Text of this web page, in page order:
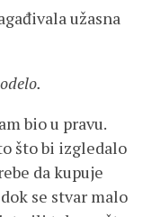
užasna
bio u pravu.
što bi izgledalo
da kupuje
se stvar malo